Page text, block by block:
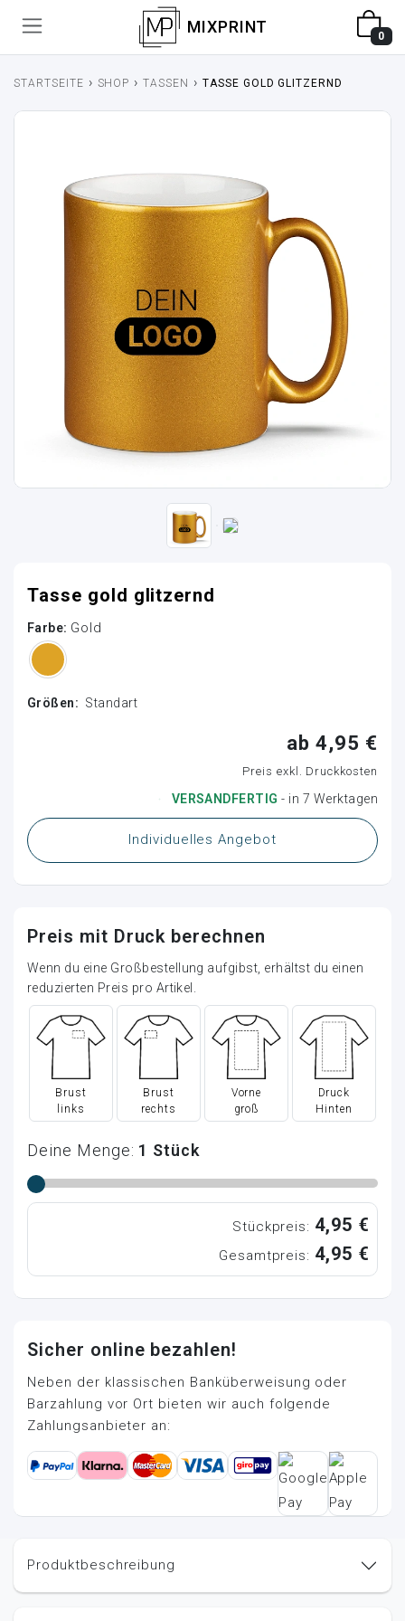
MIXPRINT
0
STARTSEITE › SHOP ›TASSEN › TASSE GOLD GLITZERND
Tasse gold glitzernd
Farbe: Gold
Größen: Standart
ab 4,95 €
Preis exkl. Druckkosten
Loading...
VERSANDFERTIG - in 7 Werktagen
Individuelles Angebot
Preis mit Druck berechnen
Wenn du eine Großbestellung aufgibst, erhältst du einen
reduzierten Preis pro Artikel.
Brust
links
Brust
rechts
Vorne
groß
Druck
Hinten
Deine Menge: 1 Stück
Stückpreis: 4,95 €
Gesamtpreis: 4,95 €
Sicher online bezahlen!
Neben der klassischen Banküberweisung oder
Barzahlung vor Ort bieten wir auch folgende
Zahlungsanbieter an:
Produktbeschreibung